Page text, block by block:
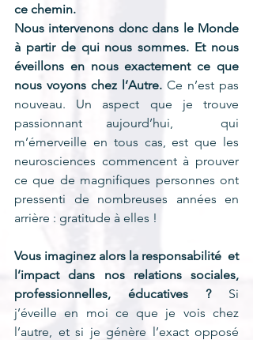
ce chemin.
Nous intervenons donc dans le Monde
à partir de qui nous sommes. Et nous
éveillons en nous exactement ce que
nous voyons chez l’Autre. Ce n’est pas
nouveau. Un aspect que je trouve
passionnant aujourd’hui,  qui
m’émerveille en tous cas, est que les
neurosciences commencent à prouver
ce que de magnifiques personnes ont
pressenti de nombreuses années en
arrière : gratitude à elles !
Vous imaginez alors la responsabilité  et
l’impact dans nos relations sociales,
professionnelles, éducatives ? Si
j’éveille en moi ce que je vois chez
l’autre, et si je génère l’exact opposé